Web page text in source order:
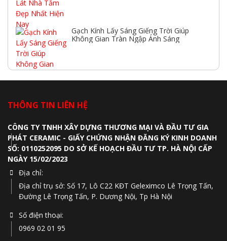
Gạch Kính Lấy Sáng Giếng Trời Giúp
Không Gian Tràn Ngập Ánh Sáng
THÔNG TIN LIÊN HỆ
CÔNG TY TNHH XÂY DỰNG THƯƠNG MẠI VÀ ĐẦU TƯ GIA
PHÁT CERAMIC - GIẤY CHỨNG NHẬN ĐĂNG KÝ KINH DOANH
SỐ: 0110252095 DO SỞ KẾ HOẠCH ĐẦU TƯ TP. HÀ NỘI CẤP
NGÀY 15/02/2023
Địa chỉ:
Địa chỉ trụ sở: Số 17, Lô C22 KĐT Geleximco Lê Trọng Tấn,
Đường Lê Trọng Tấn, P. Dương Nội, Tp Hà Nội
Số điện thoại:
0969 02 01 95